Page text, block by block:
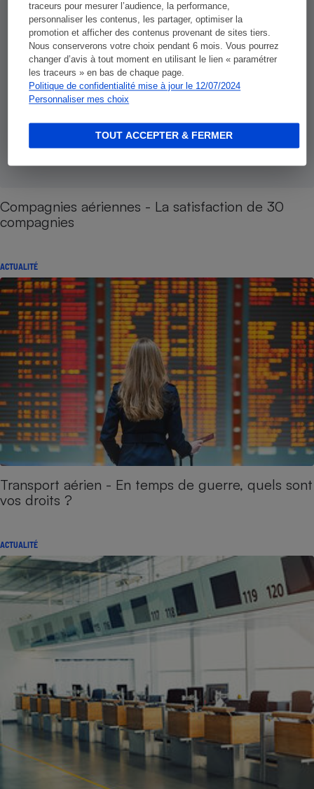
traceurs pour mesurer l’audience, la performance,
personnaliser les contenus, les partager, optimiser la
promotion et afficher des contenus provenant de sites tiers.
Nous conserverons votre choix pendant 6 mois. Vous pourrez
changer d’avis à tout moment en utilisant le lien « paramétrer
les traceurs » en bas de chaque page.
Politique de confidentialité mise à jour le 12/07/2024
Personnaliser mes choix
TOUT ACCEPTER & FERMER
Compagnies aériennes - La satisfaction de 30
compagnies
ACTUALITÉ
Transport aérien - En temps de guerre, quels sont
vos droits ?
ACTUALITÉ